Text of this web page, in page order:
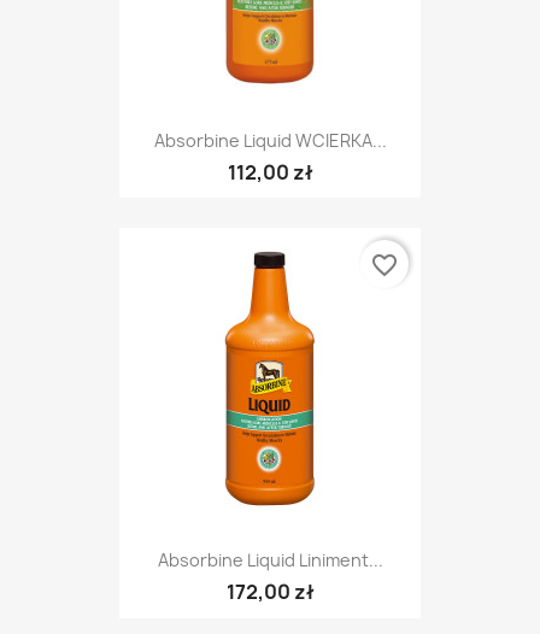
Absorbine Liquid WCIERKA...
112,00 zł
Absorbine Liquid Liniment...
172,00 zł
favorite_border